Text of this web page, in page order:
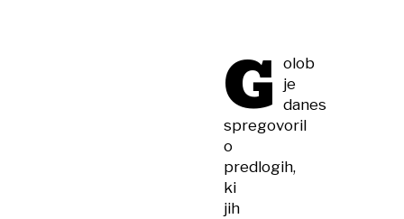
G olob
je
danes
spregovoril
o
predlogih,
ki
jih